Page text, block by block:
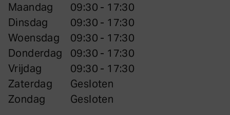
Maandag
09:30 - 17:30
Dinsdag
09:30 - 17:30
Woensdag
09:30 - 17:30
Donderdag
09:30 - 17:30
Vrijdag
09:30 - 17:30
Zaterdag
Gesloten
Zondag
Gesloten